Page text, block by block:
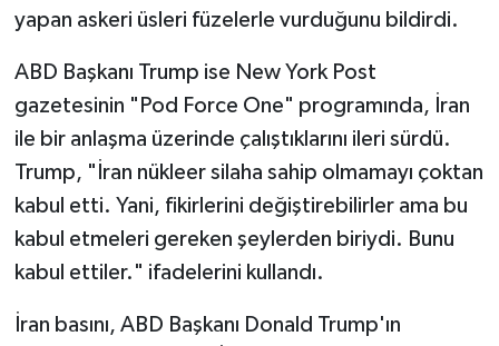
yapan askeri üsleri füzelerle vurduğunu bildirdi.
ABD Başkanı Trump ise New York Post
gazetesinin "Pod Force One" programında, İran
ile bir anlaşma üzerinde çalıştıklarını ileri sürdü.
Trump, "İran nükleer silaha sahip olmamayı çoktan
kabul etti. Yani, fikirlerini değiştirebilirler ama bu
kabul etmeleri gereken şeylerden biriydi. Bunu
kabul ettiler." ifadelerini kullandı.
İran basını, ABD Başkanı Donald Trump'ın